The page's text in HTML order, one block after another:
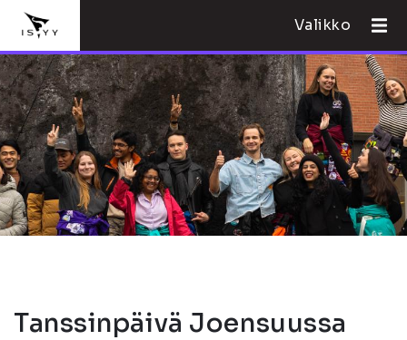
Valikko
Tanssinpäivä Joensuussa